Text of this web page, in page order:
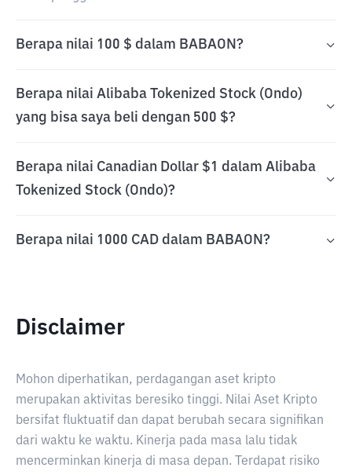
Berapa nilai 100 $ dalam BABAON?
Berapa nilai Alibaba Tokenized Stock (Ondo)
yang bisa saya beli dengan 500 $?
Berapa nilai Canadian Dollar $1 dalam Alibaba
Tokenized Stock (Ondo)?
Berapa nilai 1000 CAD dalam BABAON?
Disclaimer
Mohon diperhatikan, perdagangan aset kripto
merupakan aktivitas beresiko tinggi. Nilai Aset Kripto
bersifat fluktuatif dan dapat berubah secara signifikan
dari waktu ke waktu. Kinerja pada masa lalu tidak
mencerminkan kinerja di masa depan. Terdapat risiko